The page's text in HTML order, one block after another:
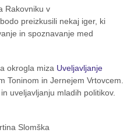
Rakovniku v
preizkusili nekaj iger, ki
in spoznavanje med
okrogla miza Uveljavljanje
Toninom in Jernejem Vrtovcem.
uveljavljanju mladih politikov.
Slomška